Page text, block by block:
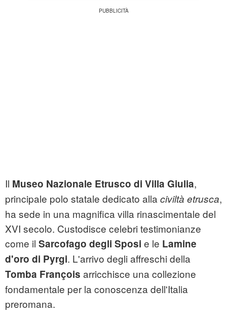
Il Museo Nazionale Etrusco di Villa Giulia,
principale polo statale dedicato alla civiltà etrusca,
ha sede in una magnifica villa rinascimentale del
XVI secolo. Custodisce celebri testimonianze
come il Sarcofago degli Sposi e le Lamine
d'oro di Pyrgi. L'arrivo degli affreschi della
Tomba François arricchisce una collezione
fondamentale per la conoscenza dell'Italia
preromana.